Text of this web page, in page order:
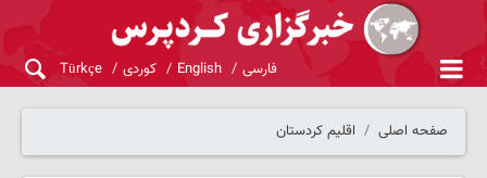
فارسی English کوردی Türkçe
صفحه اصلی اقلیم کردستان